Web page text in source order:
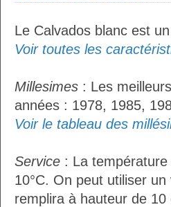
Le Calvados blanc est
Voir toutes les
Millesimes : Les
années : 1978, 1985,
Voir le tableau des
Service : La
10°C. On peut utiliser
remplira à hauteur de